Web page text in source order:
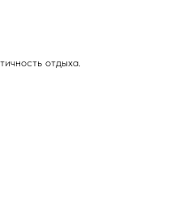
отдыха.